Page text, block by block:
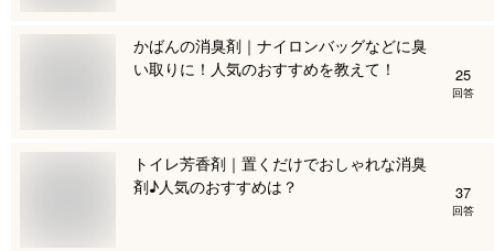
かばんの消臭剤｜ナイロンバッグなどに臭
い取りに！人気のおすすめを教えて！
25
回答
トイレ芳香剤｜置くだけでおしゃれな消臭
剤♪人気のおすすめは？
37
回答